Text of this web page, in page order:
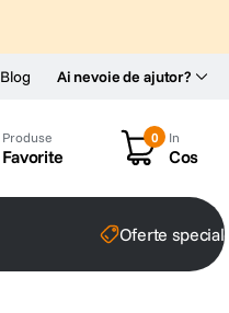
Ai nevoie de ajutor?
Blog
Produse
Favorite
0 In
Cos
Oferte